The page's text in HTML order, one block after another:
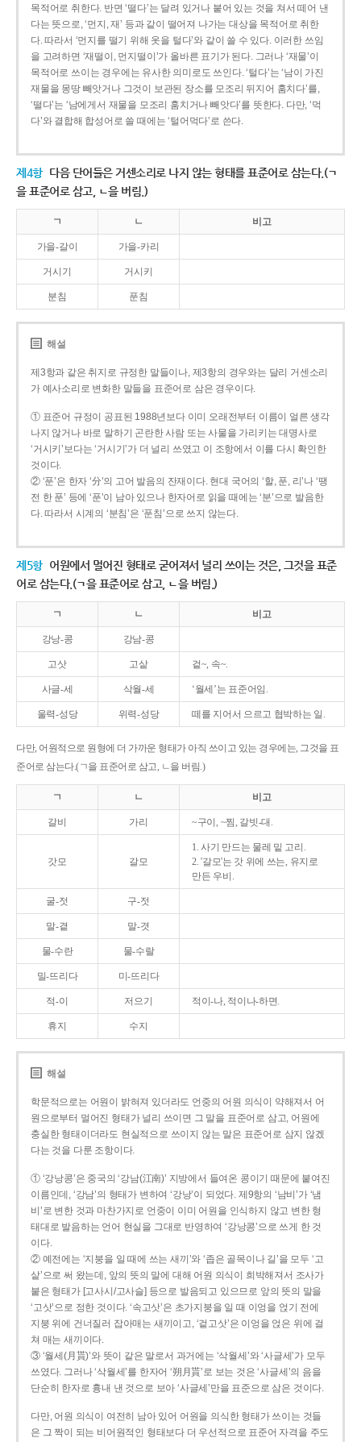
목적어로 취한다. 반면 ‘떨다’는 달려 있거나 붙어 있는 것을 쳐서 떼어 낸
다는 뜻으로, ‘먼지, 재’ 등과 같이 떨어져 나가는 대상을 목적어로 취한
다. 따라서 ‘먼지를 떨기 위해 옷을 털다’와 같이 쓸 수 있다. 이러한 쓰임
을 고려하면 ‘재떨이, 먼지떨이’가 올바른 표기가 된다. 그러나 ‘재물’이
목적어로 쓰이는 경우에는 유사한 의미로도 쓰인다. ‘털다’는 ‘남이 가진
재물을 몽땅 빼앗거나 그것이 보관된 장소를 모조리 뒤지어 훔치다’를,
‘떨다’는 ‘남에게서 재물을 모조리 훔치거나 빼앗다’를 뜻한다. 다만, ‘먹
다’와 결합해 합성어로 쓸 때에는 ‘털어먹다’로 쓴다.
제4항 다음 단어들은 거센소리로 나지 않는 형태를 표준어로 삼는다.(ㄱ
을 표준어로 삼고, ㄴ을 버림.)
ㄱ ㄴ 비고
가을-갈이 가을-카리
거시기 거시키
분침 푼침
해설
제3항과 같은 취지로 규정한 말들이나, 제3항의 경우와는 달리 거센소리
가 예사소리로 변화한 말들을 표준어로 삼은 경우이다.
① 표준어 규정이 공표된 1988년보다 이미 오래전부터 이름이 얼른 생각
나지 않거나 바로 말하기 곤란한 사람 또는 사물을 가리키는 대명사로
‘거시키’보다는 ‘거시기’가 더 널리 쓰였고 이 조항에서 이를 다시 확인한
것이다.
② ‘푼’은 한자 ‘分’의 고어 발음의 잔재이다. 현대 국어의 ‘할, 푼, 리’나 ‘땡
전 한 푼’ 등에 ‘푼’이 남아 있으나 한자어로 읽을 때에는 ‘분’으로 발음한
다. 따라서 시계의 ‘분침’은 ‘푼침’으로 쓰지 않는다.
제5항 어원에서 멀어진 형태로 굳어져서 널리 쓰이는 것은, 그것을 표준
어로 삼는다.(ㄱ을 표준어로 삼고, ㄴ을 버림.)
ㄱ ㄴ 비고
강낭-콩 강남-콩
고삿 고샅 겉~, 속~.
사글-세 삭월-세 ‘월세’는 표준어임.
울력-성당 위력-성당 떼를 지어서 으르고 협박하는 일.
다만, 어원적으로 원형에 더 가까운 형태가 아직 쓰이고 있는 경우에는, 그것을 표
준어로 삼는다.(ㄱ을 표준어로 삼고, ㄴ을 버림.)
ㄱ ㄴ 비고
갈비 가리 ~구이, ~찜, 갈빗-대.
갓모 갈모
1. 사기 만드는 물레 밑 고리.
2. '갈모'는 갓 위에 쓰는, 유지로
만든 우비.
굴-젓 구-젓
말-곁 말-겻
물-수란 물-수랄
밀-뜨리다 미-뜨리다
적-이 저으기 적이-나, 적이나-하면.
휴지 수지
해설
학문적으로는 어원이 밝혀져 있더라도 언중의 어원 의식이 약해져서 어
원으로부터 멀어진 형태가 널리 쓰이면 그 말을 표준어로 삼고, 어원에
충실한 형태이더라도 현실적으로 쓰이지 않는 말은 표준어로 삼지 않겠
다는 것을 다룬 조항이다.
① ‘강낭콩’은 중국의 ‘강남(江南)’ 지방에서 들여온 콩이기 때문에 붙여진
이름인데, ‘강남’의 형태가 변하여 ‘강낭’이 되었다. 제9항의 ‘남비’가 ‘냄
비’로 변한 것과 마찬가지로 언중이 이미 어원을 인식하지 않고 변한 형
태대로 발음하는 언어 현실을 그대로 반영하여 ‘강낭콩’으로 쓰게 한 것
이다.
② 예전에는 ‘지붕을 일 때에 쓰는 새끼’와 ‘좁은 골목이나 길’을 모두 ‘고
샅’으로 써 왔는데, 앞의 뜻의 말에 대해 어원 의식이 희박해져서 조사가
붙은 형태가 [고사시/고사슬] 등으로 발음되고 있으므로 앞의 뜻의 말을
‘고삿’으로 정한 것이다. ‘속고삿’은 초가지붕을 일 때 이엉을 얹기 전에
지붕 위에 건너질러 잡아매는 새끼이고, ‘겉고삿’은 이엉을 얹은 위에 걸
쳐 매는 새끼이다.
③ ‘월세(月貰)’와 뜻이 같은 말로서 과거에는 ‘삭월세’와 ‘사글세’가 모두
쓰였다. 그러나 ‘삭월세’를 한자어 ‘朔月貰’로 보는 것은 ‘사글세’의 음을
단순히 한자로 흉내 낸 것으로 보아 ‘사글세’만을 표준으로 삼은 것이다.
다만, 어원 의식이 여전히 남아 있어 어원을 의식한 형태가 쓰이는 것들
은 그 짝이 되는 비어원적인 형태보다 더 우선적으로 표준어 자격을 주도